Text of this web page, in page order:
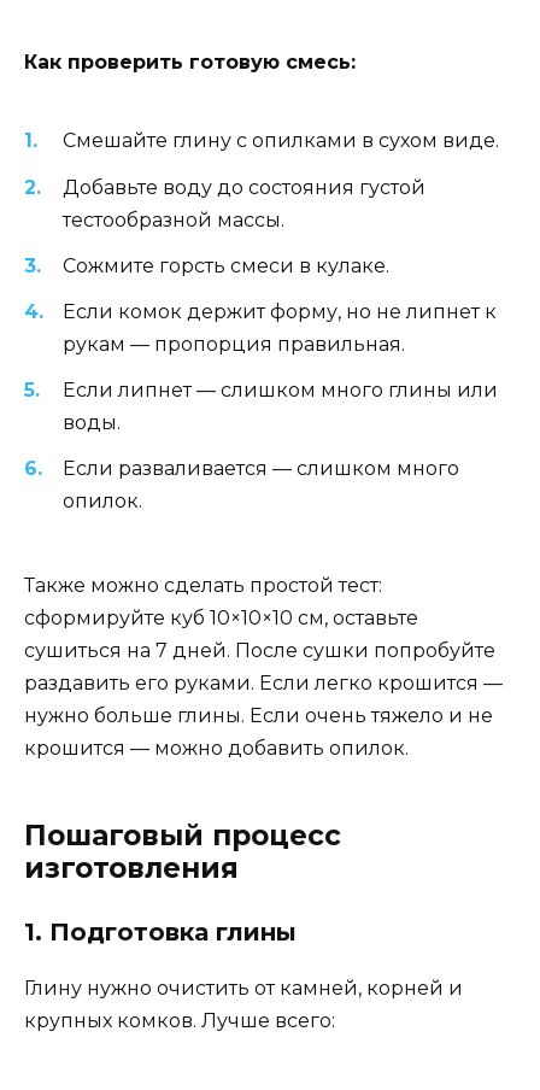
Как проверить готовую смесь:
Смешайте глину с опилками в сухом виде.
Добавьте воду до состояния густой
тестообразной массы.
Сожмите горсть смеси в кулаке.
Если комок держит форму, но не липнет к
рукам — пропорция правильная.
Если липнет — слишком много глины или
воды.
Если разваливается — слишком много
опилок.
Также можно сделать простой тест:
сформируйте куб 10×10×10 см, оставьте
сушиться на 7 дней. После сушки попробуйте
раздавить его руками. Если легко крошится —
нужно больше глины. Если очень тяжело и не
крошится — можно добавить опилок.
Пошаговый процесс
изготовления
1. Подготовка глины
Глину нужно очистить от камней, корней и
крупных комков. Лучше всего: